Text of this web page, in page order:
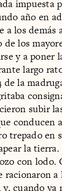
impuesta
año en
a los demás
los
y a poner
largo
de la
subir
conducen
trepado en
la tierra.
con lodo.
racionaron
y, cuando ya